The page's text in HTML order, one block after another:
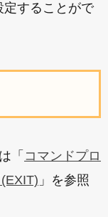
定することがで
「 コマンドプロ
」を参照